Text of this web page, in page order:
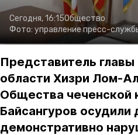
Сегодня, 16:15Общество
Фото: управление пресс-
Представитель
области Хизри Лом-
Общества чеченской
Байсангуров осудили
демонстративно